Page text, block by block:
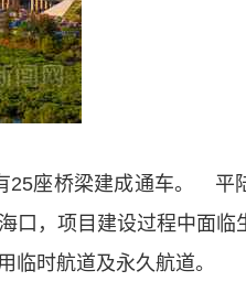
25座桥梁建成通车。 平
口，项目建设过程中面临
临时航道及永久航道。